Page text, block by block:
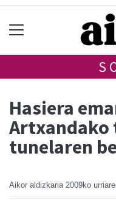
Hasiera
Artxandako
tunelaren
Aikor aldizkaria 2009ko